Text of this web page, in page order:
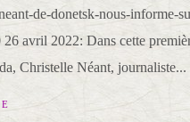
de-donetsk-nous-informe-
avril 2022: Dans cette
Christelle Néant, journaliste...